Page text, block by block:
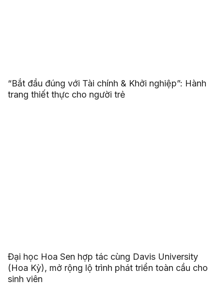
“Bắt đầu đúng với Tài chính & Khởi nghiệp”: Hành
trang thiết thực cho người trẻ
Đại học Hoa Sen hợp tác cùng Davis University
(Hoa Kỳ), mở rộng lộ trình phát triển toàn cầu cho
sinh viên